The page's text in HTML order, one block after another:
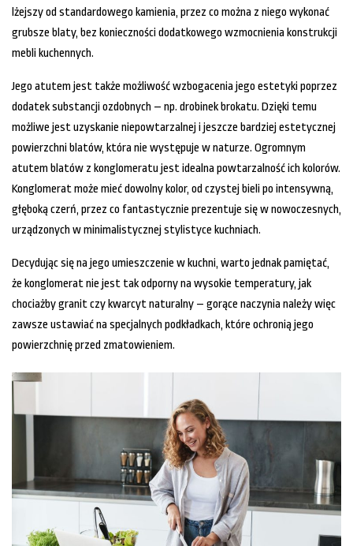
lżejszy od standardowego kamienia, przez co można z niego wykonać
grubsze blaty, bez konieczności dodatkowego wzmocnienia konstrukcji
mebli kuchennych.
Jego atutem jest także możliwość wzbogacenia jego estetyki poprzez
dodatek substancji ozdobnych – np. drobinek brokatu. Dzięki temu
możliwe jest uzyskanie niepowtarzalnej i jeszcze bardziej estetycznej
powierzchni blatów, która nie występuje w naturze. Ogromnym
atutem blatów z konglomeratu jest idealna powtarzalność ich kolorów.
Konglomerat może mieć dowolny kolor, od czystej bieli po intensywną,
głęboką czerń, przez co fantastycznie prezentuje się w nowoczesnych,
urządzonych w minimalistycznej stylistyce kuchniach.
Decydując się na jego umieszczenie w kuchni, warto jednak pamiętać,
że konglomerat nie jest tak odporny na wysokie temperatury, jak
chociażby granit czy kwarcyt naturalny – gorące naczynia należy więc
zawsze ustawiać na specjalnych podkładkach, które ochronią jego
powierzchnię przed zmatowieniem.